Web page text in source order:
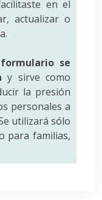
en el
actualizar o
se
y sirve como
la presión
personales a
utilizará sólo
para familias,